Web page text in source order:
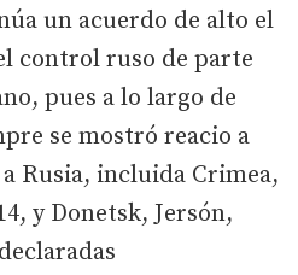
un acuerdo de alto el
control ruso de parte
pues a lo largo de
se mostró reacio a
Rusia, incluida Crimea,
y Donetsk, Jersón,